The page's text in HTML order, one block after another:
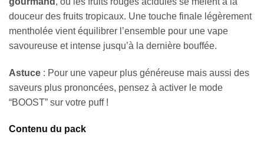
douceur des fruits tropicaux. Une touche finale légèrement
mentholée vient équilibrer l’ensemble pour une vape
savoureuse et intense jusqu’à la dernière bouffée.
Astuce : Pour une vapeur plus généreuse mais aussi des
saveurs plus prononcées, pensez à activer le mode
“BOOST” sur votre puff !
Contenu du pack